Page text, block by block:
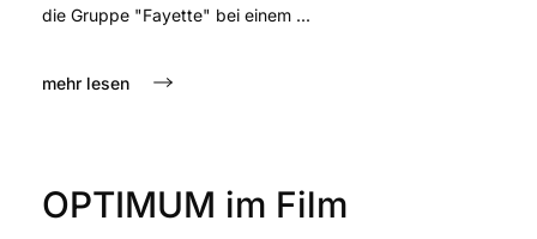
die Gruppe "Fayette" bei einem ...
mehr lesen
OPTIMUM im Film